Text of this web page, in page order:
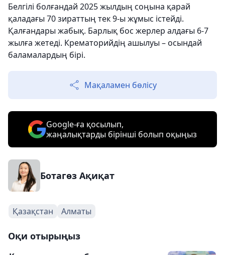
Белгілі болғандай 2025 жылдың соңына қарай
қаладағы 70 зираттың тек 9-ы жұмыс істейді.
Қалғандары жабық. Барлық бос жерлер алдағы 6-7
жылға жетеді. Крематорийдің ашылуы – осындай
баламалардың бірі.
Мақаламен бөлісу
Google-ға қосылып,
жаңалықтарды бірінші болып оқыңыз
Ботагөз Ақиқат
Қазақстан Алматы
Оқи отырыңыз